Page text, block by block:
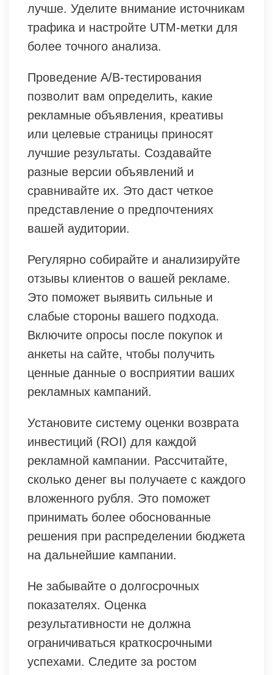
лучше. Уделите внимание источникам
трафика и настройте UTM-метки для
более точного анализа.
Проведение A/B-тестирования
позволит вам определить, какие
рекламные объявления, креативы
или целевые страницы приносят
лучшие результаты. Создавайте
разные версии объявлений и
сравнивайте их. Это даст четкое
представление о предпочтениях
вашей аудитории.
Регулярно собирайте и анализируйте
отзывы клиентов о вашей рекламе.
Это поможет выявить сильные и
слабые стороны вашего подхода.
Включите опросы после покупок и
анкеты на сайте, чтобы получить
ценные данные о восприятии ваших
рекламных кампаний.
Установите систему оценки возврата
инвестиций (ROI) для каждой
рекламной кампании. Рассчитайте,
сколько денег вы получаете с каждого
вложенного рубля. Это поможет
принимать более обоснованные
решения при распределении бюджета
на дальнейшие кампании.
Не забывайте о долгосрочных
показателях. Оценка
результативности не должна
ограничиваться краткосрочными
успехами. Следите за ростом